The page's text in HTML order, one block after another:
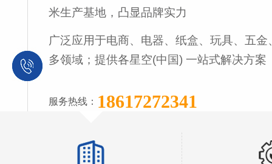
米生产基地，凸显品牌实力
广泛应用于电商、电器、纸盒、玩具、五金
多领域；提供各星空(中国) 一站式解决方案
服务热线： 18617272341